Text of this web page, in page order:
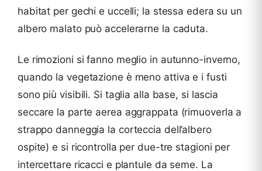
habitat per gechi e uccelli; la stessa edera su un
albero malato può accelerarne la caduta.
Le rimozioni si fanno meglio in autunno-inverno,
quando la vegetazione è meno attiva e i fusti
sono più visibili. Si taglia alla base, si lascia
seccare la parte aerea aggrappata (rimuoverla a
strappo danneggia la corteccia dell’albero
ospite) e si ricontrolla per due-tre stagioni per
intercettare ricacci e plantule da seme. La